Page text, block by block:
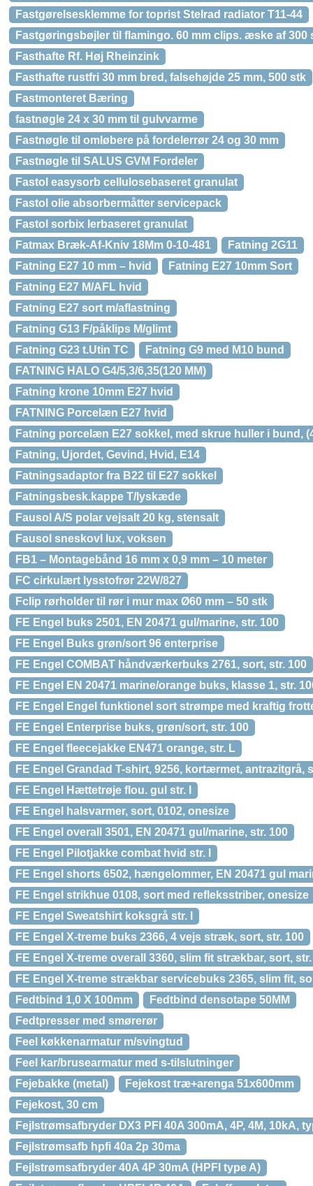
Fastgørelsesklemme for toprist Stelrad radiator T11-44
Fastgøringsbøjler til flamingo. 60 mm clips. æske af 300
Fasthafte Rf. Høj Rheinzink
Fasthafte rustfri 30 mm bred, falsehøjde 25 mm, 500 stk
Fastmonteret Bæring
fastnøgle 24 x 30 mm til gulvvarme
Fastnøgle til omløbere på fordelerrør 24 og 30 mm
Fastnøgle til SALUS GVM Fordeler
Fastol easysorb cellulosebaseret granulat
Fastol olie absorbermåtter servicepack
Fastol sorbix lerbaseret granulat
Fatmax Bræk-Af-Kniv 18Mm 0-10-481
Fatning 2G11
Fatning E27 10 mm – hvid
Fatning E27 10mm Sort
Fatning E27 M/AFL hvid
Fatning E27 sort m/aflastning
Fatning G13 F/påklips M/glimt
Fatning G23 t.Utin TC
Fatning G9 med M10 bund
FATNING HALO G4/5,3/6,35(120 MM)
Fatning krone 10mm E27 hvid
FATNING Porcelæn E27 hvid
Fatning porcelæn E27 sokkel, med skrue huller i bund,
Fatning, Ujordet, Gevind, Hvid, E14
Fatningsadaptor fra B22 til E27 sokkel
Fatningsbesk.kappe T/lyskæde
Fausol A/S polar vejsalt 20 kg, stensalt
Fausol sneskovl lux, voksen
FB1 – Montagebånd 16 mm x 0,9 mm – 10 meter
FC cirkulært lysstofrør 22W/827
Fclip rørholder til rør i mur max Ø60 mm – 50 stk
FE Engel buks 2501, EN 20471 gul/marine, str. 100
FE Engel Buks grøn/sort 96 enterprise
FE Engel COMBAT håndværkerbuks 2761, sort, str. 100
FE Engel EN 20471 marine/orange buks, klasse 1, str.
FE Engel Engel funktionel sort strømpe med kraftig
FE Engel Enterprise buks, grøn/sort, str. 100
FE Engel fleecejakke EN471 orange, str. L
FE Engel Grandad T-shirt, 9256, kortærmet, antrazitgrå,
FE Engel Hættetrøje flou. gul str. l
FE Engel halsvarmer, sort, 0102, onesize
FE Engel overall 3501, EN 20471 gul/marine, str. 100
FE Engel Pilotjakke combat hvid str. l
FE Engel shorts 6502, hængelommer, EN 20471 gul
FE Engel strikhue 0108, sort med refleksstriber, onesize
FE Engel Sweatshirt koksgrå str. l
FE Engel X-treme buks 2366, 4 vejs stræk, sort, str. 100
FE Engel X-treme overall 3360, slim fit strækbar, sort, str.
FE Engel X-treme strækbar servicebuks 2365, slim fit,
Fedtbind 1,0 X 100mm
Fedtbind densotape 50MM
Fedtpresser med smørerør
Feel køkkenarmatur m/svingtud
Feel kar/brusearmatur med s-tilslutninger
Fejebakke (metal)
Fejekost træ+arenga 51x600mm
Fejekost, 30 cm
Fejlstrømsafbryder DX3 PFI 40A 300mA, 4P, 4M, 10kA,
Fejlstrømsafb hpfi 40a 2p 30ma
Fejlstrømsafbryder 40A 4P 30mA (HPFI type A)